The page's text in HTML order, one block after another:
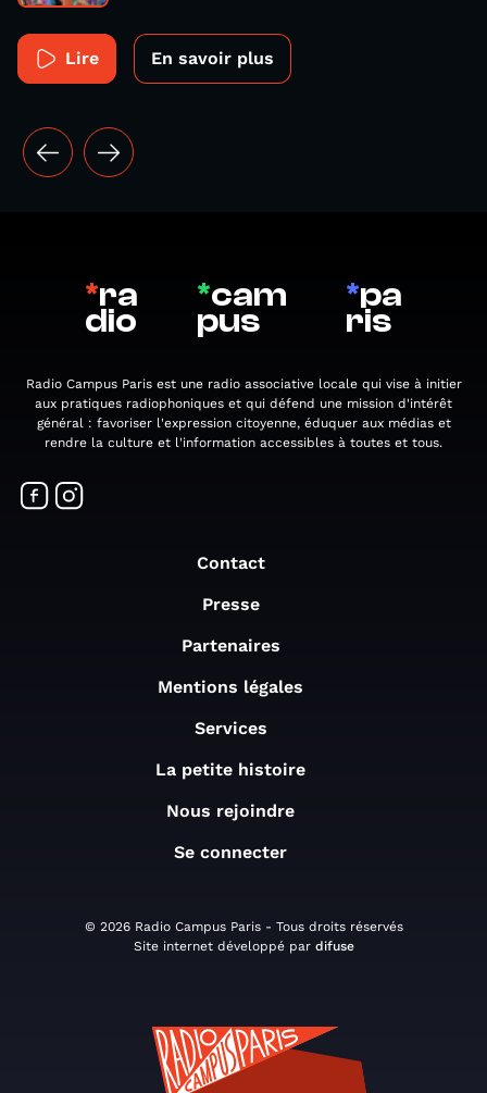
Lire En savoir plus
*ra
dio
*cam
pus
*pa
ris
Radio Campus Paris est une radio associative locale qui vise à initier
aux pratiques radiophoniques et qui défend une mission d'intérêt
général : favoriser l'expression citoyenne, éduquer aux médias et
rendre la culture et l'information accessibles à toutes et tous.
Contact
Presse
Partenaires
Mentions légales
Services
La petite histoire
Nous rejoindre
Se connecter
© 2026 Radio Campus Paris - Tous droits réservés
Site internet développé par difuse